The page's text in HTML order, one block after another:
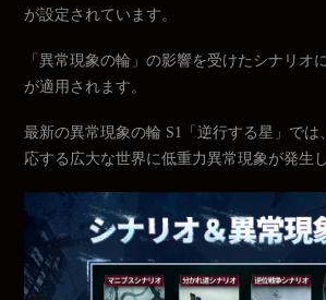
が設定されています。
「異常現象の輪」の影響を受けたシナリオ
が適用されます。
最新の異常現象の輪 S1「逆行する星」では
応する広大な世界に低重力異常現象が発生し